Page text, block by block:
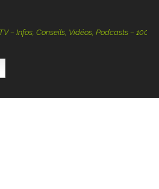
Infos, Conseils, Vidéos, Podcasts – 100 %